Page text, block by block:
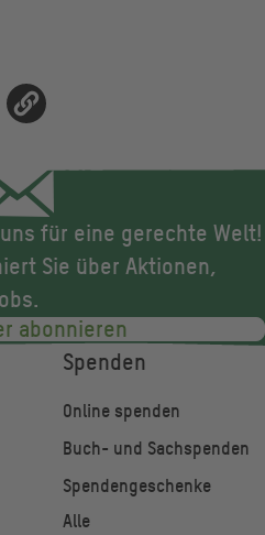
für eine gerechte Welt!
Sie über Aktionen,
abonnieren
Spenden
Online spenden
Buch- und Sachspenden
Spendengeschenke
Alle